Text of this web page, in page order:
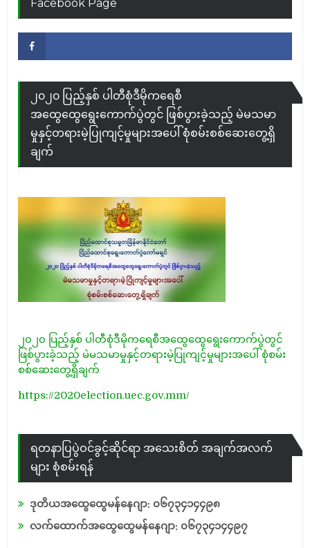
Facebook Page
၂၀၂၀ ပြည့်နှစ် ပါတီစုံဒီမိုကရေစီ
အထွေထွေရွေးကောက်ပွဲတွင် ဖြစ်ပွားခဲ့သည့် မဲမသမာ
မှုနှင့်တရားမဲ့ပြုကျင့်မှုများအပေါ် စုံစမ်းစစ်ဆေးတွေ့ရှိ
ချက်
၂၀၂၀ ပြည့်နှစ် ပါတီစုံဒီမိုကရေစီအထွေထွေရွေးကောက်ပွဲတွင်
ဖြစ်ပွားခဲ့သည့် မဲမသမာမှုနှင့်တရားမဲ့ပြုကျင့်မှုများအပေါ် စုံစမ်း
စစ်ဆေးတွေ့ရှိချက်
https://2020election.uec.gov.mm/
ရတနာပြပွဲဝင်ခွင့်ဆိုင်ရာ အသေးစိတ် အချက်အလက်
များ စုံစမ်းရန်
ဒုတိယအထွေထွေမန်နေဂျာ: ၀၆၇၃၄၁၄၄၉၈
လက်ထောက်အထွေထွေမန်နေဂျာ: ၀၆၇၃၄၁၄၄၉၇